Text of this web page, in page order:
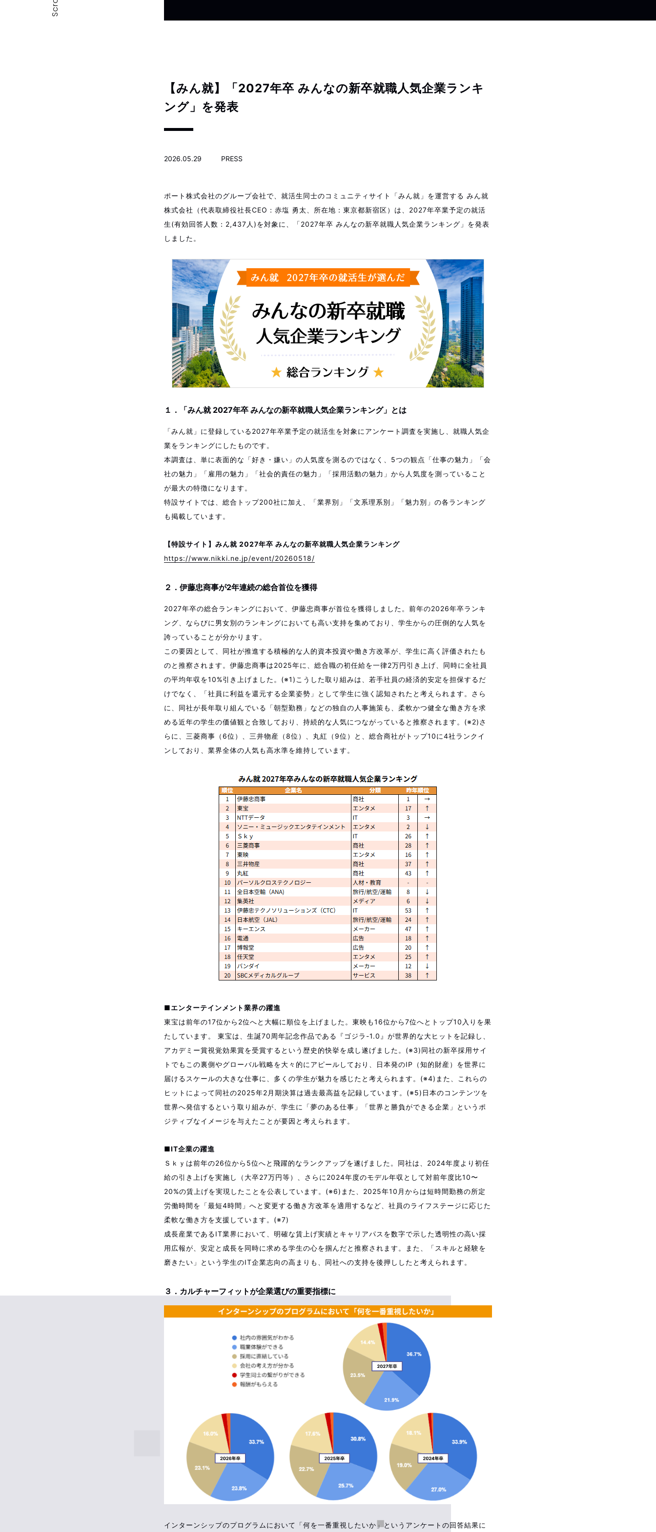
Scroll
【みん就】「2027年卒 みんなの新卒就職人気企業ランキ
ング」を発表
2026.05.29 PRESS
ポート株式会社のグループ会社で、就活生同士のコミュニティサイト「みん就」を運営する みん就
株式会社（代表取締役社長CEO：赤塩 勇太、所在地：東京都新宿区）は、2027年卒業予定の就活
生(有効回答人数：2,437人)を対象に、「2027年卒 みんなの新卒就職人気企業ランキング」を発表
しました。
１．「みん就 2027年卒 みんなの新卒就職人気企業ランキング」とは
「みん就」に登録している2027年卒業予定の就活生を対象にアンケート調査を実施し、就職人気企
業をランキングにしたものです。
本調査は、単に表面的な「好き・嫌い」の人気度を測るのではなく、5つの観点「仕事の魅力」「会
社の魅力」「雇用の魅力」「社会的責任の魅力」「採用活動の魅力」から人気度を測っていること
が最大の特徴になります。
特設サイトでは、総合トップ200社に加え、「業界別」「文系理系別」「魅力別」の各ランキング
も掲載しています。
【特設サイト】みん就 2027年卒 みんなの新卒就職人気企業ランキング
https://www.nikki.ne.jp/event/20260518/
２．伊藤忠商事が2年連続の総合首位を獲得
2027年卒の総合ランキングにおいて、伊藤忠商事が首位を獲得しました。前年の2026年卒ランキ
ング、ならびに男女別のランキングにおいても高い支持を集めており、学生からの圧倒的な人気を
誇っていることが分かります。
この要因として、同社が推進する積極的な人的資本投資や働き方改革が、学生に高く評価されたも
のと推察されます。伊藤忠商事は2025年に、総合職の初任給を一律2万円引き上げ、同時に全社員
の平均年収を10%引き上げました。(※1)こうした取り組みは、若手社員の経済的安定を担保するだ
けでなく、「社員に利益を還元する企業姿勢」として学生に強く認知されたと考えられます。さら
に、同社が長年取り組んでいる「朝型勤務」などの独自の人事施策も、柔軟かつ健全な働き方を求
める近年の学生の価値観と合致しており、持続的な人気につながっていると推察されます。(※2)さ
らに、三菱商事（6位）、三井物産（8位）、丸紅（9位）と、総合商社がトップ10に4社ランクイ
ンしており、業界全体の人気も高水準を維持しています。
■エンターテインメント業界の躍進
東宝は前年の17位から2位へと大幅に順位を上げました。東映も16位から7位へとトップ10入りを果
たしています。 東宝は、生誕70周年記念作品である『ゴジラ-1.0』が世界的な大ヒットを記録し、
アカデミー賞視覚効果賞を受賞するという歴史的快挙を成し遂げました。(※3)同社の新卒採用サイ
トでもこの裏側やグローバル戦略を大々的にアピールしており、日本発のIP（知的財産）を世界に
届けるスケールの大きな仕事に、多くの学生が魅力を感じたと考えられます。(※4)また、これらの
ヒットによって同社の2025年2月期決算は過去最高益を記録しています。(※5)日本のコンテンツを
世界へ発信するという取り組みが、学生に「夢のある仕事」「世界と勝負ができる企業」というポ
ジティブなイメージを与えたことが要因と考えられます。
■IT企業の躍進
Ｓｋｙは前年の26位から5位へと飛躍的なランクアップを遂げました。同社は、2024年度より初任
給の引き上げを実施し（大卒27万円等）、さらに2024年度のモデル年収として対前年度比10〜
20%の賃上げを実現したことを公表しています。(※6)また、2025年10月からは短時間勤務の所定
労働時間を「最短4時間」へと変更する働き方改革を適用するなど、社員のライフステージに応じた
柔軟な働き方を支援しています。(※7)
成長産業であるIT業界において、明確な賃上げ実績とキャリアパスを数字で示した透明性の高い採
用広報が、安定と成長を同時に求める学生の心を掴んだと推察されます。また、「スキルと経験を
磨きたい」という学生のIT企業志向の高まりも、同社への支持を後押ししたと考えられます。
３．カルチャーフィットが企業選びの重要指標に
インターンシップのプログラムにおいて「何を一番重視したいか」というアンケートの回答結果に